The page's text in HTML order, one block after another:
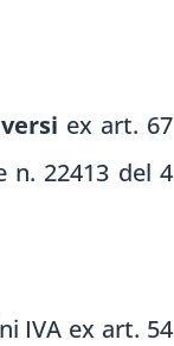
ex art. 67
n. 22413 del 4
IVA ex art. 54